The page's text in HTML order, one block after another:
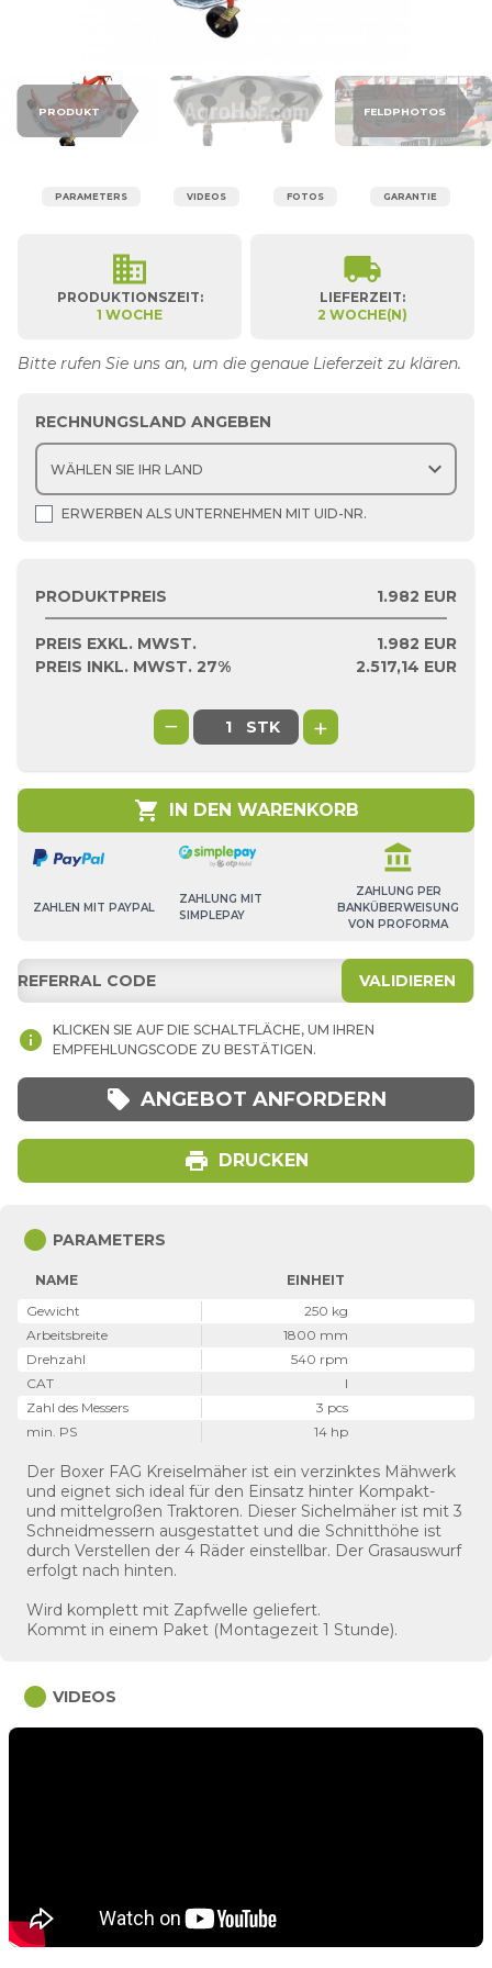
PRODUKT FELDPHOTOS
PARAMETERS VIDEOS FOTOS GARANTIE
Bitte rufen Sie uns an, um die genaue Lieferzeit zu klären.
business
PRODUKTIONSZEIT:
1 WOCHE
local_shipping
LIEFERZEIT:
2 WOCHE(N)
RECHNUNGSLAND ANGEBEN
expand_more
ERWERBEN ALS UNTERNEHMEN MIT UID-NR.
PRODUKTPREIS 1.982 EUR
PREIS EXKL. MWST. 1.982 EUR
PREIS INKL. MWST. 27%
2.517,14 EUR
− STK +
shopping_cart IN DEN WARENKORB
ZAHLEN MIT PAYPAL
ZAHLUNG MIT
SIMPLEPAY
account_balance
ZAHLUNG PER
BANKÜBERWEISUNG
VON PROFORMA
VALIDIEREN
info
KLICKEN SIE AUF DIE SCHALTFLÄCHE, UM IHREN
EMPFEHLUNGSCODE ZU BESTÄTIGEN.
local_offer ANGEBOT ANFORDERN
print DRUCKEN
circle PARAMETERS
NAME
EINHEIT
Gewicht
250 kg
Arbeitsbreite
1800 mm
Drehzahl
540 rpm
CAT
I
Zahl des Messers
3 pcs
min. PS
14 hp
Der Boxer FAG Kreiselmäher ist ein verzinktes Mähwerk
und eignet sich ideal für den Einsatz hinter Kompakt-
und mittelgroßen Traktoren. Dieser Sichelmäher ist mit 3
Schneidmessern ausgestattet und die Schnitthöhe ist
durch Verstellen der 4 Räder einstellbar. Der Grasauswurf
erfolgt nach hinten.
Wird komplett mit Zapfwelle geliefert.
Kommt in einem Paket (Montagezeit 1 Stunde).
circle VIDEOS